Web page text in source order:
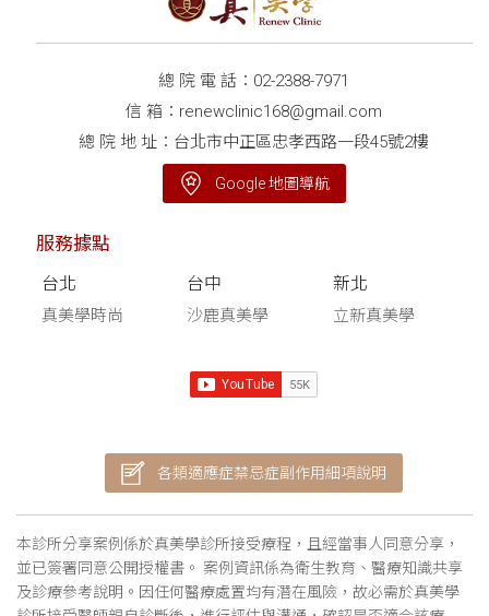
總 院 電 話： 02-2388-7971
信 箱： renewclinic168@gmail.com
總 院 地 址：台北市中正區忠孝西路一段45號2樓
Google 地圖導航
服務據點
台北
真美學時尚
台中
沙鹿真美學
新北
立新真美學
各類適應症禁忌症副作用細項說明
本診所分享案例係於真美學診所接受療程，且經當事人同意分享，
並已簽署同意公開授權書。 案例資訊係為衛生教育、醫療知識共享
及診療參考說明。因任何醫療處置均有潛在風險，故必需於真美學